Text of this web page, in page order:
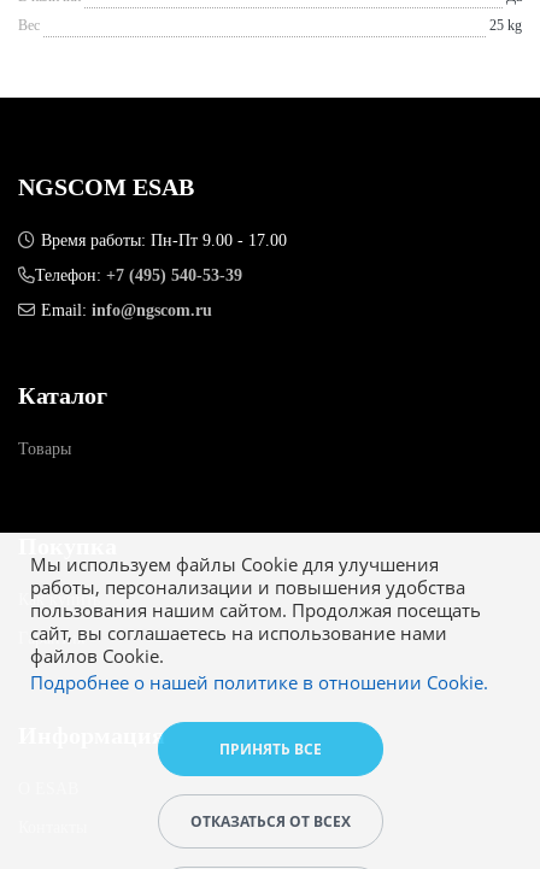
Вес
25 kg
Мы используем файлы Cookie для улучшения
работы, персонализации и повышения удобства
пользования нашим сайтом. Продолжая посещать
сайт, вы соглашаетесь на использование нами
файлов Cookie.
Подробнее о нашей политике в отношении Cookie.
ПРИНЯТЬ ВСЕ
ОТКАЗАТЬСЯ ОТ ВСЕХ
NGSCOM ESAB
Время работы: Пн-Пт 9.00 - 17.00
Телефон: +7 (495) 540-53-39
Email: info@ngscom.ru
Каталог
Товары
Как купить
Гарантия
Информация